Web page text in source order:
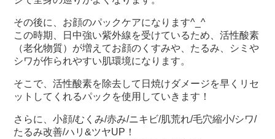
その後に、お顔のパックケアになります^_^
この時期、日中強い紫外線を受けているため、活性酸素
（老化物質）が増えてお顔のくすみや、 たるみ、シミや
シワが作られやすい肌環境になります。
そこで、活性酸素を除去して日焼けダメージを早くリセ
ットしてくれるパックを使用していきます！
さらに、小顔/むくみ/赤み/ニキビ/肌荒れ/毛穴縮小/シワ/
たるみ改善/ハリ&ツヤUP！